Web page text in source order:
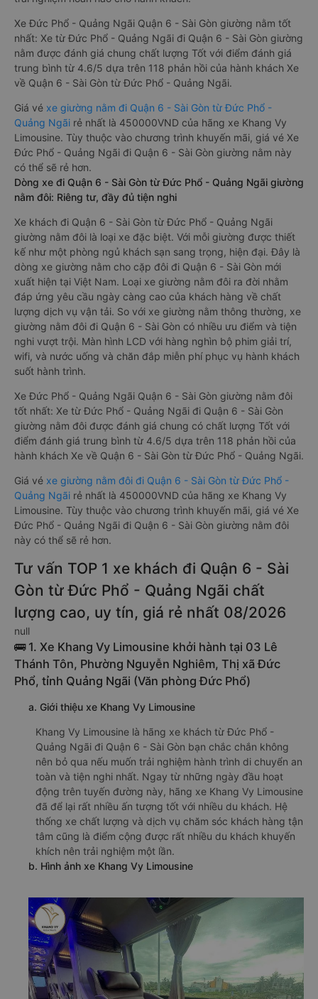
Xe Đức Phổ - Quảng Ngãi Quận 6 - Sài Gòn giường nằm tốt
nhất: Xe từ Đức Phổ - Quảng Ngãi đi Quận 6 - Sài Gòn giường
nằm được đánh giá chung chất lượng Tốt với điểm đánh giá
trung bình từ 4.6/5 dựa trên 118 phản hồi của hành khách Xe
về Quận 6 - Sài Gòn từ Đức Phổ - Quảng Ngãi.
Giá vé xe giường nằm đi Quận 6 - Sài Gòn từ Đức Phổ -
Quảng Ngãi rẻ nhất là 450000VND của hãng xe Khang Vy
Limousine. Tùy thuộc vào chương trình khuyến mãi, giá vé Xe
Đức Phổ - Quảng Ngãi đi Quận 6 - Sài Gòn giường nằm này
có thể sẽ rẻ hơn.
Dòng xe đi Quận 6 - Sài Gòn từ Đức Phổ - Quảng Ngãi giường
nằm đôi: Riêng tư, đầy đủ tiện nghi
Xe khách đi Quận 6 - Sài Gòn từ Đức Phổ - Quảng Ngãi
giường nằm đôi là loại xe đặc biệt. Với mỗi giường được thiết
kế như một phòng ngủ khách sạn sang trọng, hiện đại. Đây là
dòng xe giường nằm cho cặp đôi đi Quận 6 - Sài Gòn mới
xuất hiện tại Việt Nam. Loại xe giường nằm đôi ra đời nhằm
đáp ứng yêu cầu ngày càng cao của khách hàng về chất
lượng dịch vụ vận tải. So với xe giường nằm thông thường, xe
giường nằm đôi đi Quận 6 - Sài Gòn có nhiều ưu điểm và tiện
nghi vượt trội. Màn hình LCD với hàng nghìn bộ phim giải trí,
wifi, và nước uống và chăn đắp miễn phí phục vụ hành khách
suốt hành trình.
Xe Đức Phổ - Quảng Ngãi Quận 6 - Sài Gòn giường nằm đôi
tốt nhất: Xe từ Đức Phổ - Quảng Ngãi đi Quận 6 - Sài Gòn
giường nằm đôi được đánh giá chung có chất lượng Tốt với
điểm đánh giá trung bình từ 4.6/5 dựa trên 118 phản hồi của
hành khách Xe về Quận 6 - Sài Gòn từ Đức Phổ - Quảng Ngãi.
Giá vé xe giường nằm đôi đi Quận 6 - Sài Gòn từ Đức Phổ -
Quảng Ngãi rẻ nhất là 450000VND của hãng xe Khang Vy
Limousine. Tùy thuộc vào chương trình khuyến mãi, giá vé Xe
Đức Phổ - Quảng Ngãi đi Quận 6 - Sài Gòn giường nằm đôi
này có thể sẽ rẻ hơn.
Tư vấn TOP 1 xe khách đi Quận 6 - Sài
Gòn từ Đức Phổ - Quảng Ngãi chất
lượng cao, uy tín, giá rẻ nhất 08/2026
null
🚌 1. Xe Khang Vy Limousine khởi hành tại 03 Lê
Thánh Tôn, Phường Nguyễn Nghiêm, Thị xã Đức
Phổ, tỉnh Quảng Ngãi (Văn phòng Đức Phổ)
a. Giới thiệu xe Khang Vy Limousine
Khang Vy Limousine là hãng xe khách từ Đức Phổ -
Quảng Ngãi đi Quận 6 - Sài Gòn bạn chắc chắn không
nên bỏ qua nếu muốn trải nghiệm hành trình di chuyển an
toàn và tiện nghi nhất. Ngay từ những ngày đầu hoạt
động trên tuyến đường này, hãng xe Khang Vy Limousine
đã để lại rất nhiều ấn tượng tốt với nhiều du khách. Hệ
thống xe chất lượng và dịch vụ chăm sóc khách hàng tận
tâm cũng là điểm cộng được rất nhiều du khách khuyến
khích nên trải nghiệm một lần.
b. Hình ảnh xe Khang Vy Limousine